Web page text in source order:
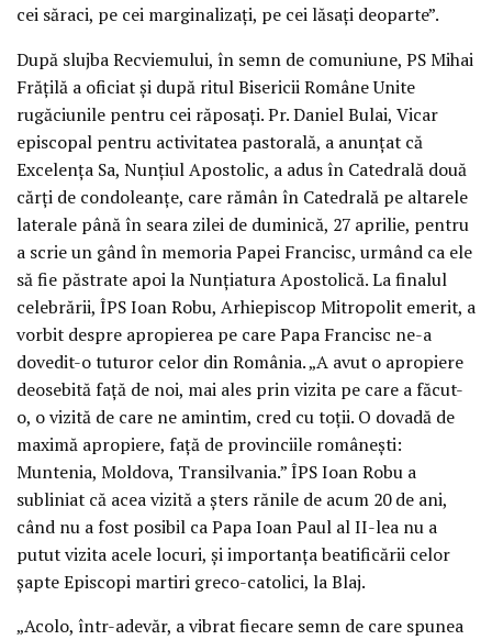
cei săraci, pe cei marginalizați, pe cei lăsați deoparte”.
După slujba Recviemului, în semn de comuniune, PS Mihai
Frățilă a oficiat și după ritul Bisericii Române Unite
rugăciunile pentru cei răposați. Pr. Daniel Bulai, Vicar
episcopal pentru activitatea pastorală, a anunțat că
Excelența Sa, Nunțiul Apostolic, a adus în Catedrală două
cărți de condoleanțe, care rămân în Catedrală pe altarele
laterale până în seara zilei de duminică, 27 aprilie, pentru
a scrie un gând în memoria Papei Francisc, urmând ca ele
să fie păstrate apoi la Nunțiatura Apostolică. La finalul
celebrării, ÎPS Ioan Robu, Arhiepiscop Mitropolit emerit, a
vorbit despre apropierea pe care Papa Francisc ne-a
dovedit-o tuturor celor din România. „A avut o apropiere
deosebită față de noi, mai ales prin vizita pe care a făcut-
o, o vizită de care ne amintim, cred cu toții. O dovadă de
maximă apropiere, față de provinciile românești:
Muntenia, Moldova, Transilvania.” ÎPS Ioan Robu a
subliniat că acea vizită a șters rănile de acum 20 de ani,
când nu a fost posibil ca Papa Ioan Paul al II-lea nu a
putut vizita acele locuri, și importanța beatificării celor
șapte Episcopi martiri greco-catolici, la Blaj.
„Acolo, într-adevăr, a vibrat fiecare semn de care spunea